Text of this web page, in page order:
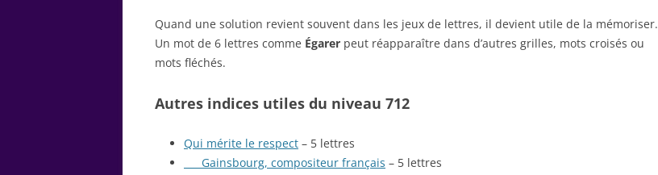
Quand une solution revient souvent dans les jeux de lettres, il devient utile de la mémoriser.
Un mot de 6 lettres comme Égarer peut réapparaître dans d’autres grilles, mots croisés ou
mots fléchés.
Autres indices utiles du niveau 712
Qui mérite le respect – 5 lettres
___ Gainsbourg, compositeur français – 5 lettres